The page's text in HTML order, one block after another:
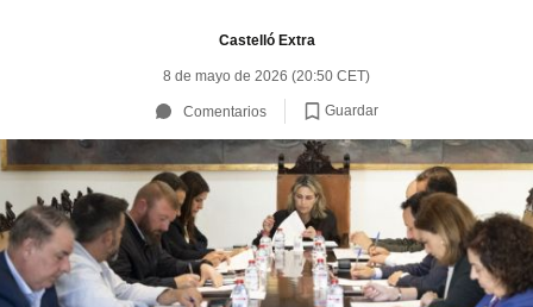
Castelló Extra
8 de mayo de 2026 (20:50 CET)
Comentarios Guardar